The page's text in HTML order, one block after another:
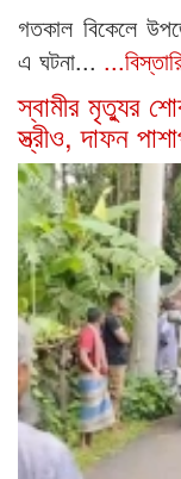
গতকাল বিকেলে
এ ঘটনা...
স্বামীর মৃত্যুর
স্ত্রীও, দাফন